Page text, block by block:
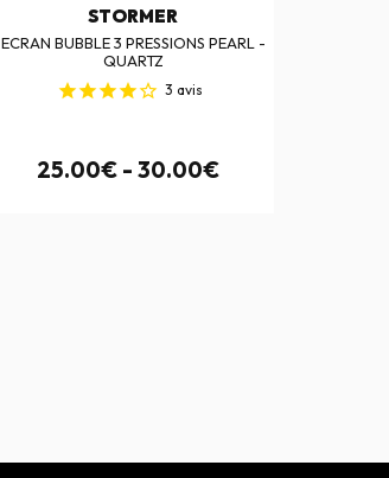
STORMER
ECRAN BUBBLE 3 PRESSIONS PEARL -
QUARTZ
3 avis
25.00€ - 30.00€